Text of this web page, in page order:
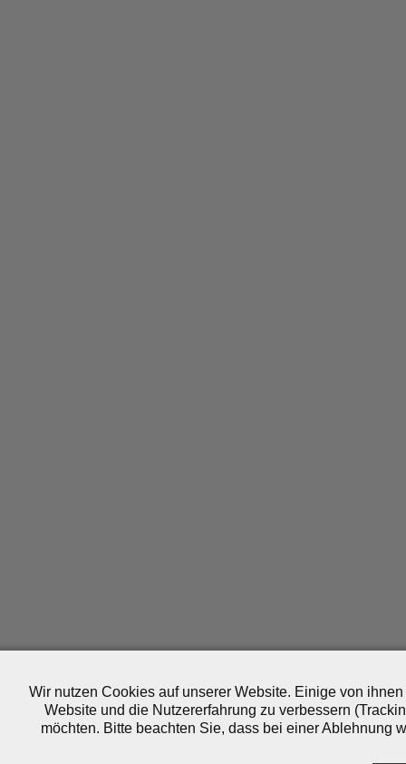
Wir nutzen Cookies auf unserer Website. Einige von
Website und die Nutzererfahrung zu verbessern
möchten. Bitte beachten Sie, dass bei einer Ablehnung